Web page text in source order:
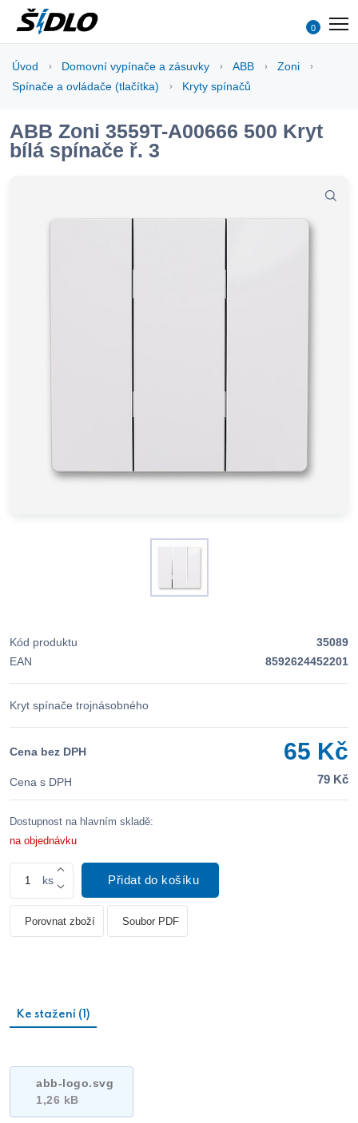
0
Úvod Domovní vypínače a zásuvky ABB
Zoni
Spínače a ovládače (tlačítka)
Kryty spínačů
ABB Zoni 3559T-A00666 500 Kryt
bílá spínače ř. 3
Kód produktu
35089
EAN
8592624452201
Kryt spínače trojnásobného
Cena bez DPH 65 Kč
Cena s DPH 79 Kč
Dostupnost na hlavním skladě:
na objednávku
ks Přidat do košíku
Porovnat zboží Soubor PDF
Ke stažení (1)
abb-logo.svg
1,26 kB